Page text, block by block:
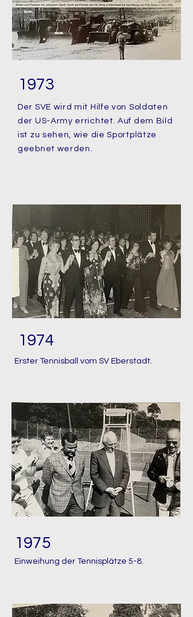
1973
Der SVE wird mit Hilfe von Soldaten
der US-Army errichtet. Auf dem Bild
ist zu sehen, wie die Sportplätze
geebnet werden.
1974
Erster Tennisball vom SV Eberstadt.
1975
Einweihung der Tennisplätze 5-8.